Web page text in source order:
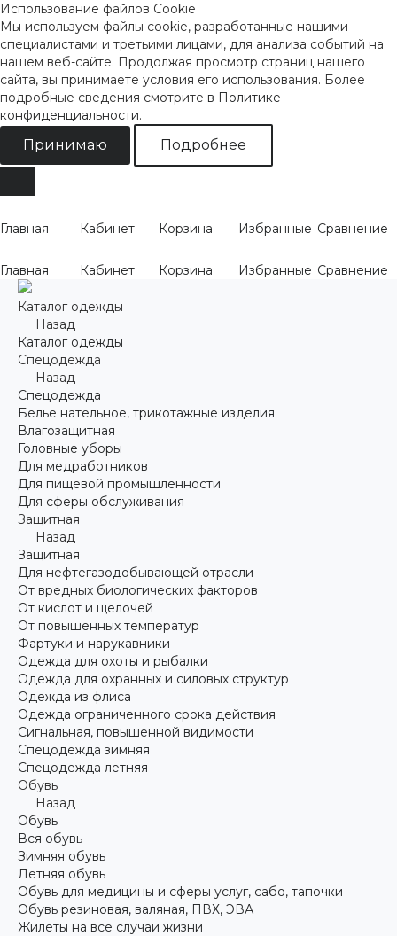
Использование файлов Cookie
Мы используем файлы cookie, разработанные нашими
специалистами и третьими лицами, для анализа событий на
нашем веб-сайте. Продолжая просмотр страниц нашего
сайта, вы принимаете условия его использования. Более
подробные сведения смотрите в Политике
конфиденциальности.
Принимаю Подробнее
Главная Кабинет Корзина Избранные Сравнение
Главная Кабинет Корзина Избранные Сравнение
Каталог одежды
Назад
Каталог одежды
Спецодежда
Назад
Спецодежда
Белье нательное, трикотажные изделия
Влагозащитная
Головные уборы
Для медработников
Для пищевой промышленности
Для сферы обслуживания
Защитная
Назад
Защитная
Для нефтегазодобывающей отрасли
От вредных биологических факторов
От кислот и щелочей
От повышенных температур
Фартуки и нарукавники
Одежда для охоты и рыбалки
Одежда для охранных и силовых структур
Одежда из флиса
Одежда ограниченного срока действия
Сигнальная, повышенной видимости
Спецодежда зимняя
Спецодежда летняя
Обувь
Назад
Обувь
Вся обувь
Зимняя обувь
Летняя обувь
Обувь для медицины и сферы услуг, сабо, тапочки
Обувь резиновая, валяная, ПВХ, ЭВА
Жилеты на все случаи жизни